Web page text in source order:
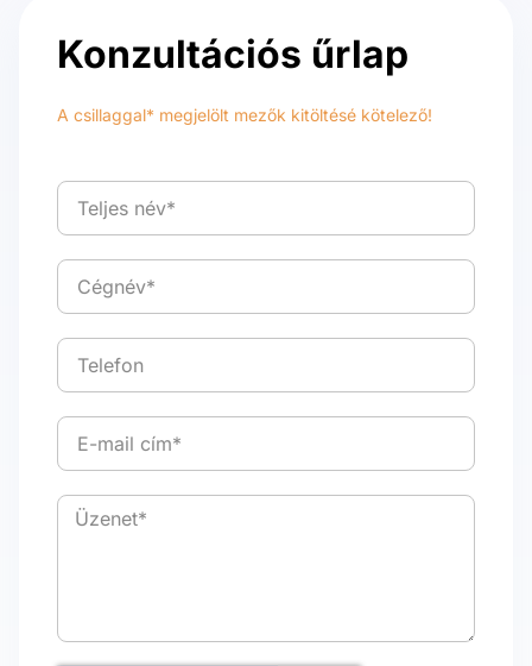
Konzultációs űrlap
A csillaggal* megjelölt mezők kitöltésé kötelező!